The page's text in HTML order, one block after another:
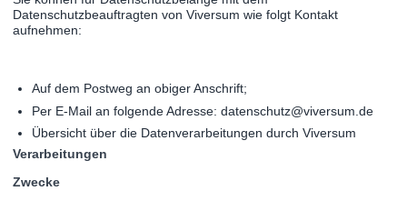
Datenschutzbeauftragten von Viversum wie folgt Kontakt
aufnehmen:
Auf dem Postweg an obiger Anschrift;
Per E-Mail an folgende Adresse: datenschutz@viversum.de
Übersicht über die Datenverarbeitungen durch Viversum
Verarbeitungen
Zwecke